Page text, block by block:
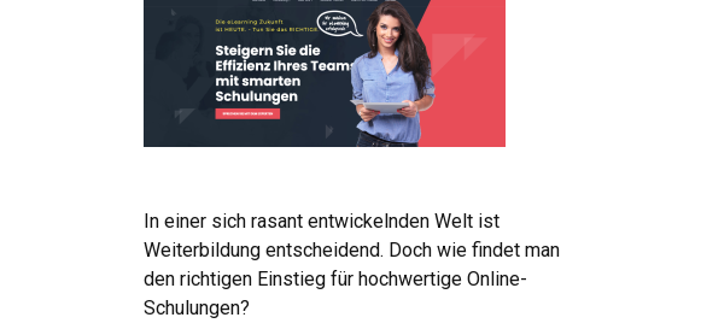
In einer sich rasant entwickelnden Welt ist
Weiterbildung entscheidend. Doch wie findet man
den richtigen Einstieg für hochwertige Online-
Schulungen?